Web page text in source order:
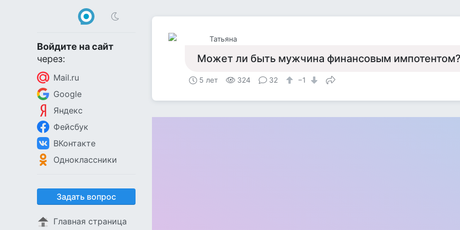
Войдите на сайт
через:
Mail.ru
Google
Яндекс
Фейсбук
ВКонтакте
Одноклассники
Задать вопрос
Главная страница
Татьяна
Может ли быть мужчина финансовым
5 лет 324 32 −1